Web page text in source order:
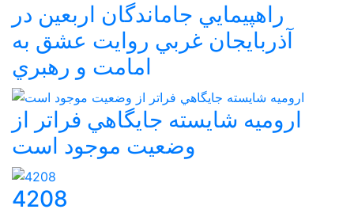
راهپيمايي جاماندگان اربعين در
آذربايجان غربي روايت عشق به
امامت و رهبري
اروميه شايسته جايگاهي فراتر از
وضعيت موجود است
4208